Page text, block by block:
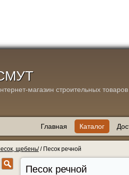
магазин строительных товаров
Главная Каталог
щебень/ / Песок речной
Песок речной